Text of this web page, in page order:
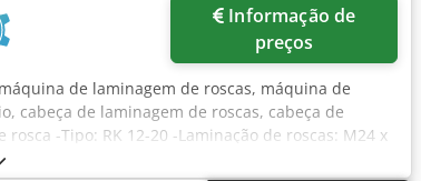
preços
de laminagem de roscas, máquina de
cabeça de laminagem de roscas, cabeça de
-Tipo: RK 12-20 -Laminação de roscas: M24 x
Peso: 5,6 kg